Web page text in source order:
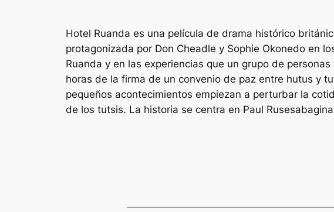
Hotel Ruanda es una película de drama histórico
protagonizada por Don Cheadle y Sophie Okonedo en
Ruanda y en las experiencias que un grupo de
horas de la firma de un convenio de paz entre hutus y
pequeños acontecimientos empiezan a perturbar la
de los tutsis. La historia se centra en Paul